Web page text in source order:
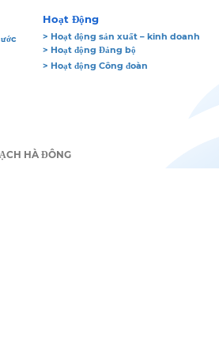
Hoạt Động
> Hoạt động sản xuất – kinh doanh
> Hoạt động Đảng bộ
> Hoạt động Công đoàn
HÀ ĐÔNG